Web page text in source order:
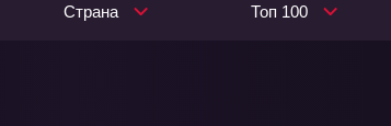
Страна Топ 100